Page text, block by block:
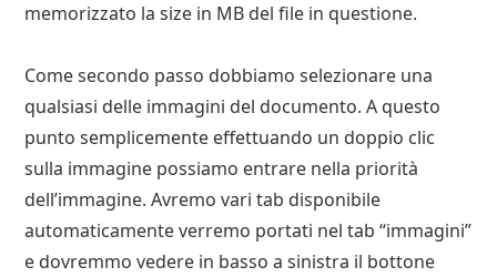
memorizzato la size in MB del file in questione.
Come secondo passo dobbiamo selezionare una
qualsiasi delle immagini del documento. A questo
punto semplicemente effettuando un doppio clic
sulla immagine possiamo entrare nella priorità
dell’immagine. Avremo vari tab disponibile
automaticamente verremo portati nel tab “immagini”
e dovremmo vedere in basso a sinistra il bottone